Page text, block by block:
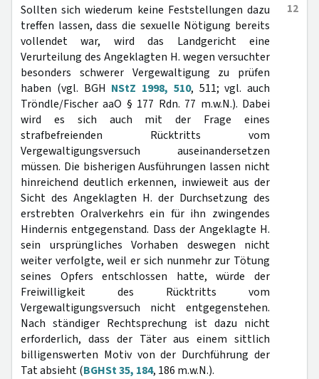
12
Sollten sich wiederum keine Feststellungen dazu
treffen lassen, dass die sexuelle Nötigung bereits
vollendet war, wird das Landgericht eine
Verurteilung des Angeklagten H. wegen versuchter
besonders schwerer Vergewaltigung zu prüfen
haben (vgl. BGH NStZ 1998, 510, 511; vgl. auch
Tröndle/Fischer aaO § 177 Rdn. 77 m.w.N.). Dabei
wird es sich auch mit der Frage eines
strafbefreienden Rücktritts vom
Vergewaltigungsversuch auseinandersetzen
müssen. Die bisherigen Ausführungen lassen nicht
hinreichend deutlich erkennen, inwieweit aus der
Sicht des Angeklagten H. der Durchsetzung des
erstrebten Oralverkehrs ein für ihn zwingendes
Hindernis entgegenstand. Dass der Angeklagte H.
sein ursprüngliches Vorhaben deswegen nicht
weiter verfolgte, weil er sich nunmehr zur Tötung
seines Opfers entschlossen hatte, würde der
Freiwilligkeit des Rücktritts vom
Vergewaltigungsversuch nicht entgegenstehen.
Nach ständiger Rechtsprechung ist dazu nicht
erforderlich, dass der Täter aus einem sittlich
billigenswerten Motiv von der Durchführung der
Tat absieht (BGHSt 35, 184, 186 m.w.N.).